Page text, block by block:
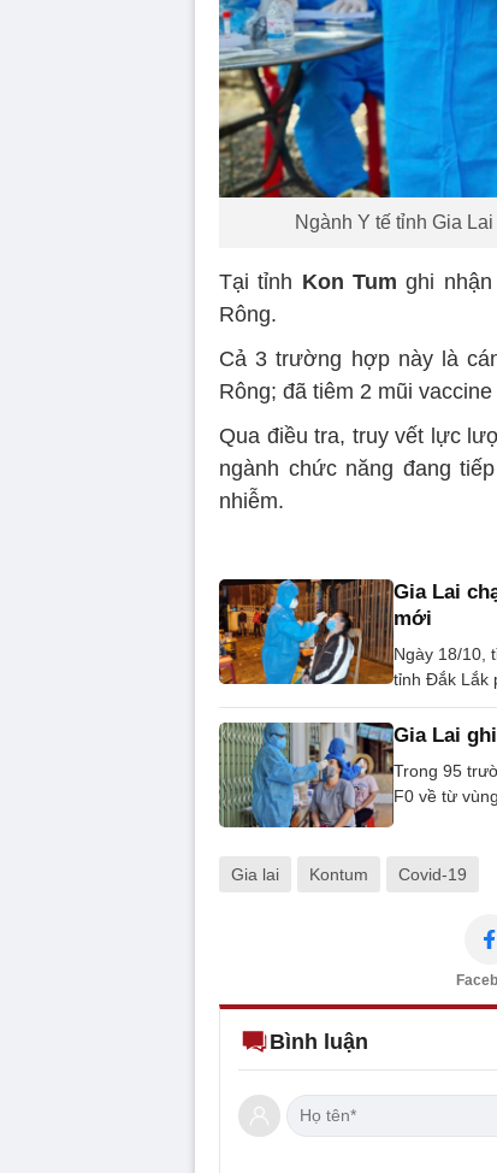
Ngành Y tế tỉnh Gia
Tại tỉnh Kon Tum ghi
Rông.
Cả 3 trường hợp này là
Rông; đã tiêm 2 mũi
Qua điều tra, truy vết lực
ngành chức năng đang
nhiễm.
Gia Lai
mới
Ngày 18/10,
tỉnh Đắk Lắk
Gia Lai
Trong 95
F0 về từ
Gia lai Kontum Covid-19
Bình luận